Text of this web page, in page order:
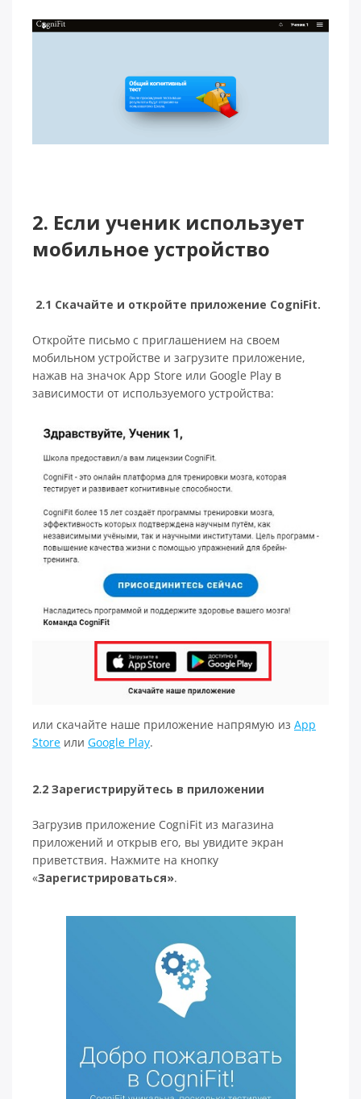
2. Если ученик использует
мобильное устройство
2.1 Скачайте и откройте приложение CogniFit.
Откройте письмо с приглашением на своем
мобильном устройстве и загрузите приложение,
нажав на значок App Store или Google Play в
зависимости от используемого устройства:
или скачайте наше приложение напрямую из App
Store или Google Play.
2.2 Зарегистрируйтесь в приложении
Загрузив приложение CogniFit из магазина
приложений и открыв его, вы увидите экран
приветствия. Нажмите на кнопку
«Зарегистрироваться».